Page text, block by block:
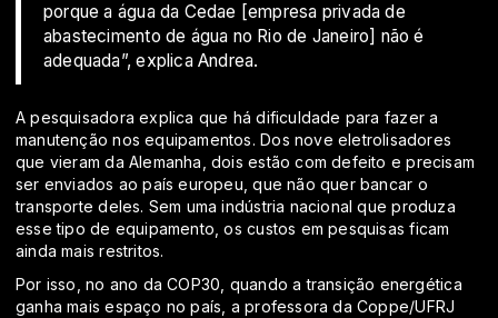
porque a água da Cedae [empresa privada de
abastecimento de água no Rio de Janeiro] não é
adequada”, explica Andrea.
A pesquisadora explica que há dificuldade para fazer a
manutenção nos equipamentos. Dos nove eletrolisadores
que vieram da Alemanha, dois estão com defeito e precisam
ser enviados ao país europeu, que não quer bancar o
transporte deles. Sem uma indústria nacional que produza
esse tipo de equipamento, os custos em pesquisas ficam
ainda mais restritos.
Por isso, no ano da COP30, quando a transição energética
ganha mais espaço no país, a professora da Coppe/UFRJ